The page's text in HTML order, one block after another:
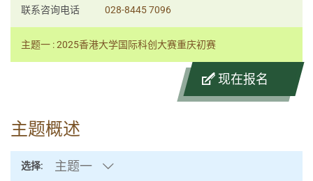
联系咨询电话
028-8445 7096
主题一 : 2025香港大学国际科创大赛重庆初赛
现在报名
主题概述
选择: 主题一